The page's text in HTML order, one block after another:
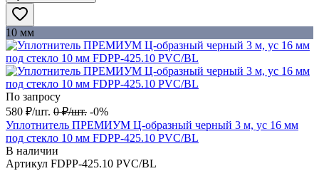
10 мм
По запросу
580 ₽/шт. 0 ₽/шт. -0%
Уплотнитель ПРЕМИУМ Ц-образный черный 3 м, ус 16 мм
под стекло 10 мм FDPP-425.10 PVC/BL
В наличии
Артикул FDPP-425.10 PVC/BL